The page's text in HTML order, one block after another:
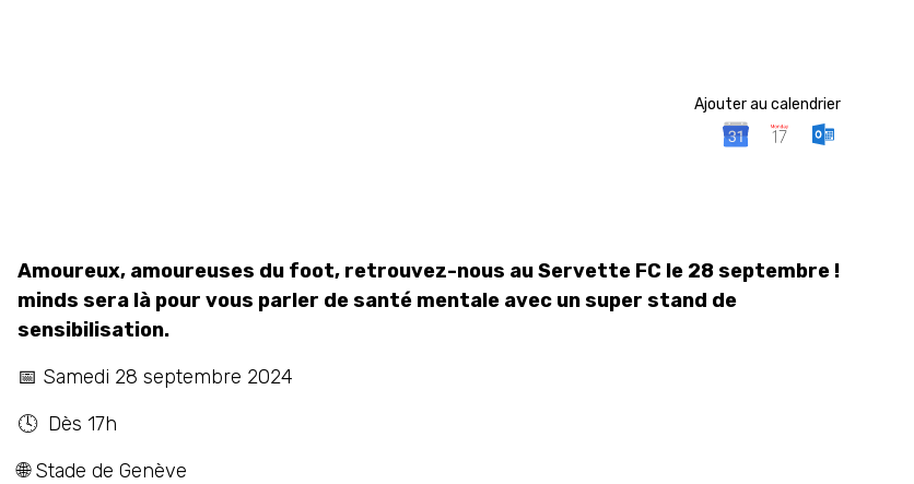
Ajouter au calendrier
Amoureux, amoureuses du foot, retrouvez-nous au Servette FC le 28 septembre !
minds sera là pour vous parler de santé mentale avec un super stand de
sensibilisation.
📅 Samedi 28 septembre 2024
🕓 Dès 17h
🌐 Stade de Genève